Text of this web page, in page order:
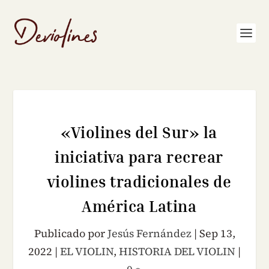
«Violines del Sur» la
iniciativa para recrear
violines tradicionales de
América Latina
Publicado porJesús Fernández| Sep 13,
2022 | EL VIOLIN, HISTORIA DEL VIOLIN |